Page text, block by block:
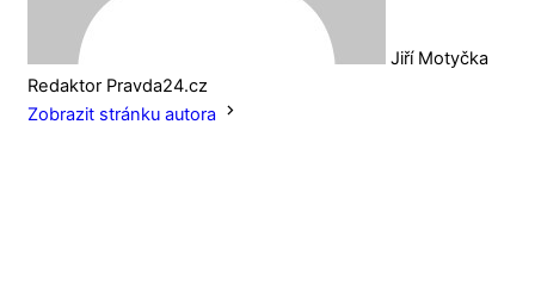
Jiří Motyčka
Redaktor Pravda24.cz
Zobrazit stránku autora